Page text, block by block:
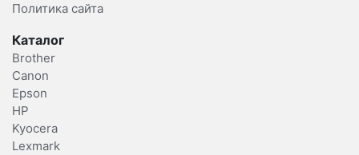
Политика сайта
Каталог
Brother
Canon
Epson
HP
Kyocera
Lexmark